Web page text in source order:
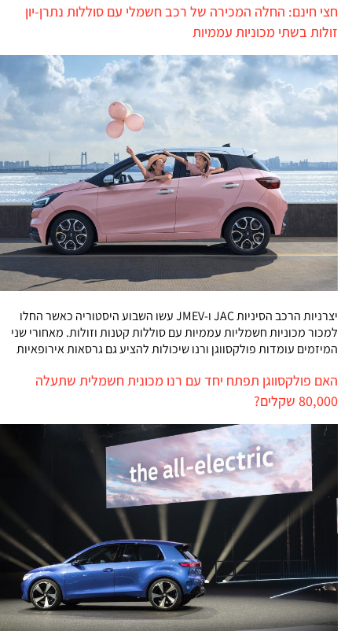
חצי חינם: החלה המכירה של רכב חשמלי עם סוללות נתרן-יון
זולות בשתי מכוניות עממיות
יצרניות הרכב הסיניות JAC ו-JMEV עשו השבוע היסטוריה כאשר החלו
למכור מכוניות חשמליות עממיות עם סוללות קטנות וזולות. מאחורי שני
המיזמים עומדות פולקסווגן ורנו שיכולות להציע גם גרסאות אירופאיות
האם פולקסווגן תפתח יחד עם רנו מכונית חשמלית שתעלה
80,000 שקלים?